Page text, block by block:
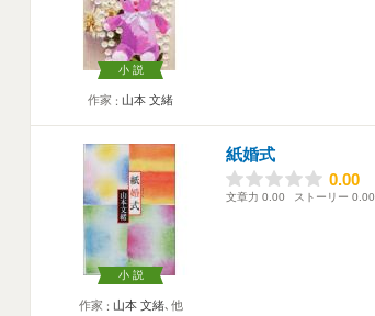
小説
作家 山本 文緒
小説
作家 山本 文緒､他
紙婚式
0.00
0.00
文章力 0.00 ストーリー 0.00